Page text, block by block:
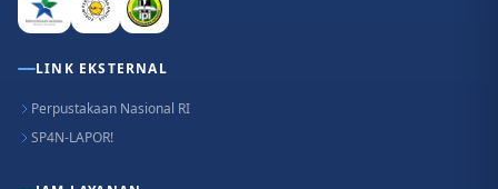
LINK EKSTERNAL
Perpustakaan Nasional RI
SP4N-LAPOR!